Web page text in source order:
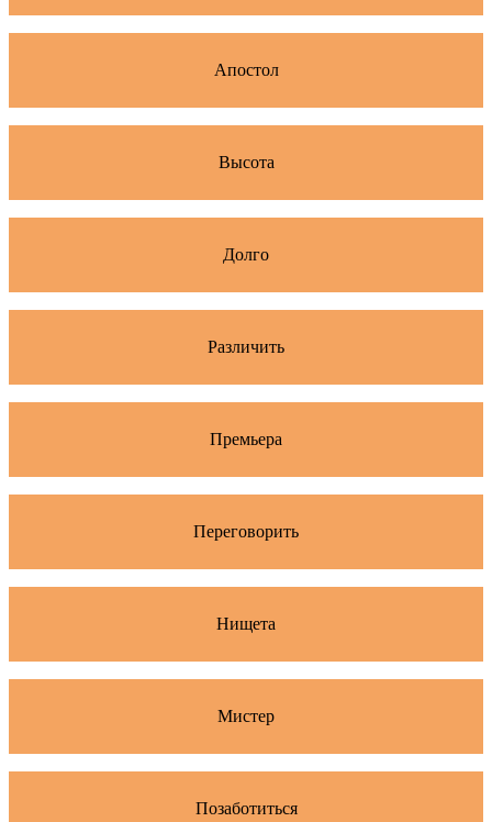
Апостол
Высота
Долго
Различить
Премьера
Переговорить
Нищета
Мистер
Позаботиться